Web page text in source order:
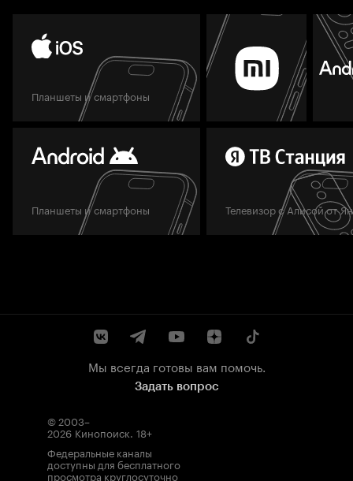
Планшеты и смартфоны
Планшеты и смартфоны Телевизор с Алисой от
Мы всегда готовы вам помочь.
Задать вопрос
© 2003–
2026 Кинопоиск. 18+
Федеральные каналы
доступны для бесплатного
просмотра круглосуточно